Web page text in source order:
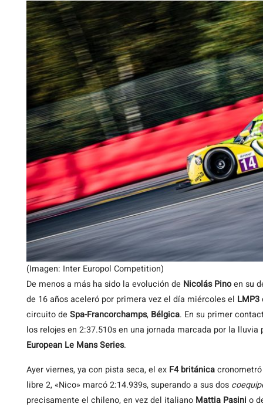
(Imagen: Inter Europol Competition)
De menos a más ha sido la evolución de Nicolás Pinoen su
de 16 años aceleró por primera vez el día miércoles el LMP3
circuito de Spa-Francorchamps, Bélgica. En su primer
los relojes en 2:37.510s en una jornada marcada por la
European Le Mans Series.
Ayer viernes, ya con pista seca, el ex F4 británica
libre 2, «Nico» marcó 2:14.939s, superando a sus dos
precisamente el chileno, en vez del italiano Mattia Pasini o